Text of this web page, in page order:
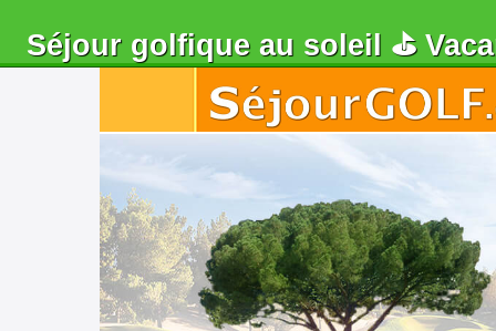
Séjour golfique au soleil ⛳